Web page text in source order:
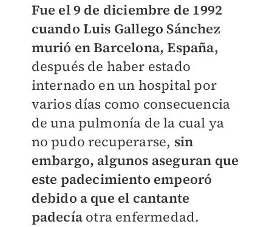
Fue el 9 de diciembre de 1992
cuando Luis Gallego Sánchez
murió en Barcelona, España,
después de haber estado
internado en un hospital por
varios días como consecuencia
de una pulmonía de la cual ya
no pudo recuperarse, sin
embargo, algunos aseguran que
este padecimiento empeoró
debido a que el cantante
padecía otra enfermedad.